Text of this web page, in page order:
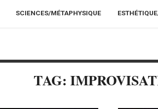
SCIENCES/MÉTAPHYSIQUE
TAG: